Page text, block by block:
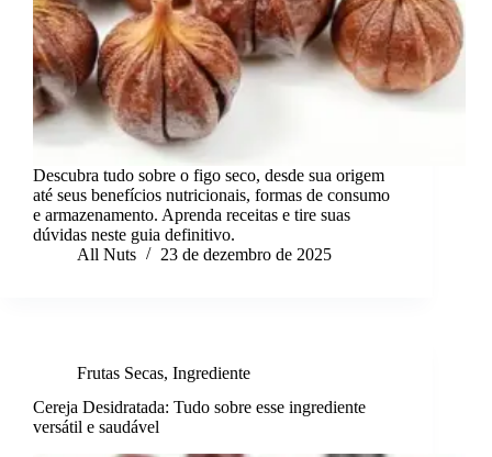
Descubra tudo sobre o figo seco, desde sua origem
até seus benefícios nutricionais, formas de consumo
e armazenamento. Aprenda receitas e tire suas
dúvidas neste guia definitivo.
All Nuts
23 de dezembro de 2025
Frutas Secas, Ingrediente
Cereja Desidratada: Tudo sobre esse ingrediente
versátil e saudável